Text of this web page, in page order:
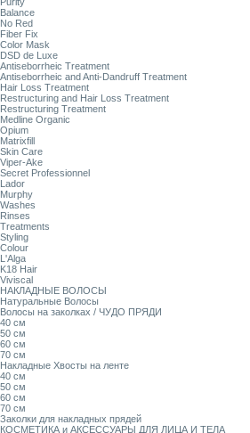
Balance
No Red
Fiber Fix
Color Mask
DSD de Luxe
Antiseborrheic Treatment
Antiseborrheic and Anti-Dandruff Treatment
Hair Loss Treatment
Restructuring and Hair Loss Treatment
Restructuring Treatment
Medline Organic
Opium
Matrixfill
Skin Care
Viper-Ake
Secret Professionnel
Lador
Murphy
Washes
Rinses
Treatments
Styling
Colour
L'Alga
K18 Hair
Viviscal
НАКЛАДНЫЕ ВОЛОСЫ
Натуральные Волосы
Волосы на заколках / ЧУДО ПРЯДИ
40 см
50 см
60 см
70 см
Накладные Хвосты на ленте
40 см
50 см
60 см
70 см
Заколки для накладных прядей
КОСМЕТИКА и АКСЕССУАРЫ ДЛЯ ЛИЦА И ТЕЛА